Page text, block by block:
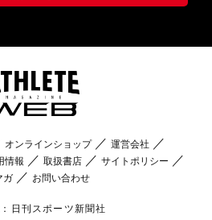
オンラインショップ
運営会社
情報 取扱書店
サイトポリシー
ガ
お問い合わせ
日刊スポーツ新聞社